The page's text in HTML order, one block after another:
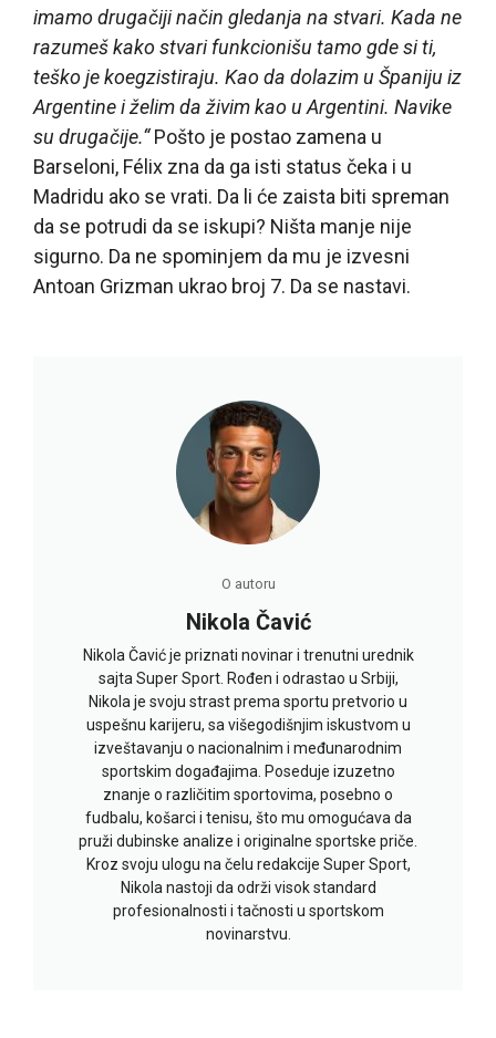
imamo drugačiji način gledanja na stvari. Kada ne
razumeš kako stvari funkcionišu tamo gde si ti,
teško je koegzistiraju. Kao da dolazim u Španiju iz
Argentine i želim da živim kao u Argentini. Navike
su drugačije.“Pošto je postao zamena u
Barseloni, Félix zna da ga isti status čeka i u
Madridu ako se vrati. Da li će zaista biti spreman
da se potrudi da se iskupi? Ništa manje nije
sigurno. Da ne spominjem da mu je izvesni
Antoan Grizman ukrao broj 7. Da se nastavi.
O autoru
Nikola Čavić
Nikola Čavić je priznati novinar i trenutni urednik
sajta Super Sport. Rođen i odrastao u Srbiji,
Nikola je svoju strast prema sportu pretvorio u
uspešnu karijeru, sa višegodišnjim iskustvom u
izveštavanju o nacionalnim i međunarodnim
sportskim događajima. Poseduje izuzetno
znanje o različitim sportovima, posebno o
fudbalu, košarci i tenisu, što mu omogućava da
pruži dubinske analize i originalne sportske priče.
Kroz svoju ulogu na čelu redakcije Super Sport,
Nikola nastoji da održi visok standard
profesionalnosti i tačnosti u sportskom
novinarstvu.